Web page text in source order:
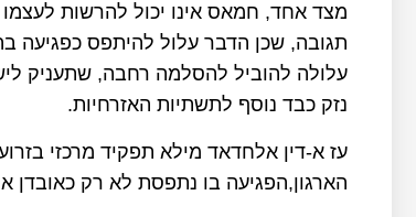
מצד אחד, חמאס אינו יכול להרשות
תגובה, שכן הדבר עלול להיתפס כפגיעה
עלולה להוביל להסלמה רחבה, שתעניק
נזק כבד נוסף לתשתיות האזרחיות.
עז א-דין אלחדאד מילא תפקיד מרכזי
הארגון,הפגיעה בו נתפסת לא רק כאובדן